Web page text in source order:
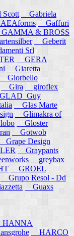
Gabriela
Gaffuri
& BROSS
Geberit
Srl
GERA
Giaretta
Giorbello
Gira
giroflex
Glas Marte
Glimakra of
Gloster
Gotwob
Grape Design
Graypants
greybax
GROEL
Grupo Resol - Dd
Guaxs
HARCO